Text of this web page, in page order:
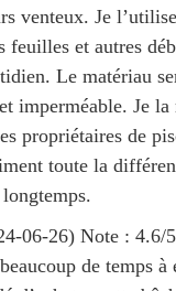
venteux. Je
feuilles et autres
Le matériau
imperméable. Je la
propriétaires de
toute la
06-26) Note : 4.6/5
de temps à